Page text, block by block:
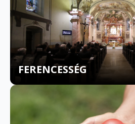
FERENCESSÉG
MULTILINGUAL